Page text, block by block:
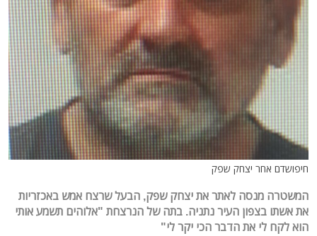
חיפושדם אחר יצחק שפק
המשטרה מנסה לאתר את יצחק שפק, הבעל שרצח אמש באכזריות
את אשתו בצפון העיר נתניה. בתה של הנרצחת "אלוהים תשמע אותי
הוא לקח לי את הדבר הכי יקר לי"